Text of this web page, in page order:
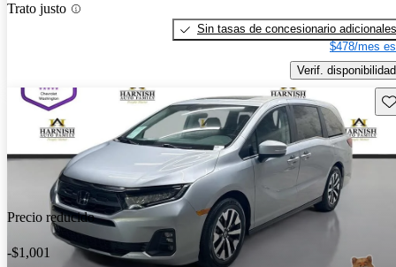
Trato justo
Sin tasas de concesionario adicionales
$478/mes
Verif. disponibilidad
Precio reducido
-$1,001